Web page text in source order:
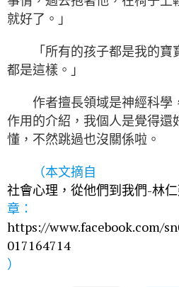
就好了。」
「所有的孩子都是我的寶
都是這樣。」
作者擅長領域是神經科學
作用的介紹，我個人是覺得還
懂，不然跳過也沒關係啦。
（本文摘自
社會心理，從他們到我們-林
章：
https://www.facebook.com/
017164714
）